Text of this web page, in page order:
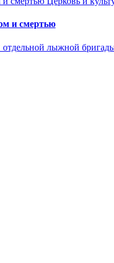
и смертью
лыжной